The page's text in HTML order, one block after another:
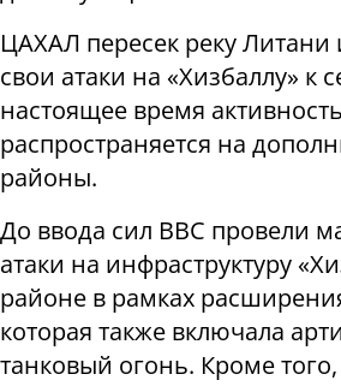
ЦАХАЛ пересек реку
свои атаки на «Хизбаллу» к
настоящее время активность
распространяется на
районы.
До ввода сил ВВС провели
атаки на инфраструктуру
районе в рамках
которая также включала
танковый огонь. Кроме